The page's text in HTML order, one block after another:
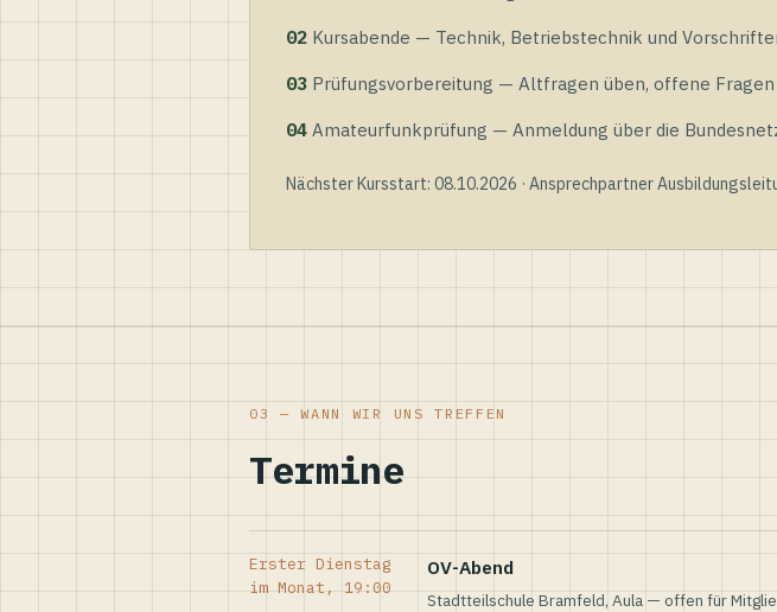
02 Kursabende — Technik, Betriebstechnik und
03 Prüfungsvorbereitung — Altfragen üben, offene
04 Amateurfunkprüfung — Anmeldung über die
Nächster Kursstart: 08.10.2026 · Ansprechpartner
03 — WANN WIR UNS TREFFEN
Termine
Erster Dienstag
im Monat, 19:00
OV-Abend
Stadtteilschule Bramfeld, Aula — offen für